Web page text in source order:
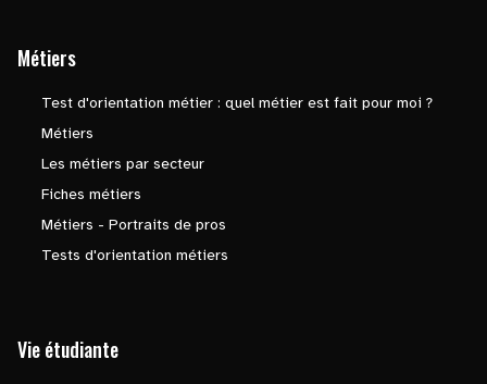
Métiers
Test d'orientation métier : quel métier est fait pour moi ?
Métiers
Les métiers par secteur
Fiches métiers
Métiers - Portraits de pros
Tests d'orientation métiers
Vie étudiante